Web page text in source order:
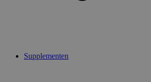
Supplementen